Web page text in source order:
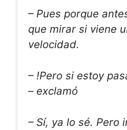
– Pues porque
que mirar si viene
velocidad.
– !Pero si estoy
– exclamó
– Sí, ya lo sé. Pero